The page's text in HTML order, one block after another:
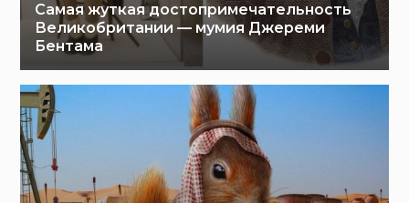
Самая жуткая достопримечательность
Великобритании — мумия Джереми
Бентама